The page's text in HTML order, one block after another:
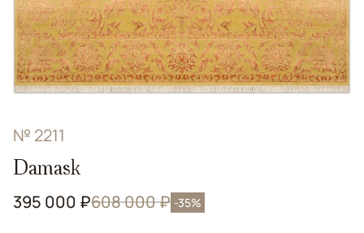
№ 2211
Damask
395 000 ₽608 000 ₽ -35%